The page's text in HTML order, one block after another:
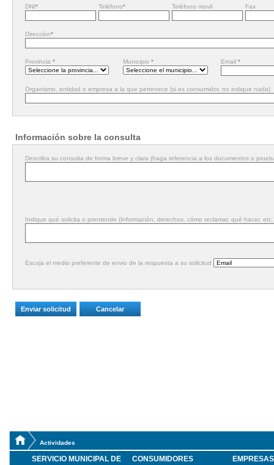
DNI* Teléfono* Teléfono movil Fax
Dirección*
Provincia * Municipio * Email *
Organismo, entidad o empresa a la que pertenece (si es consumidor, no indique nada)
Información sobre la consulta
Describa su consulta de forma breve y clara (haga referencia a los documentos o
Indique qué solicita o prentende (Información, derechos, cómo reclamar, qué hacer,
Escoja el medio preferente de envio de la respuesta a su solicitud
Actividades
SERVICIO MUNICIPAL DE
CONSUMIDORES EMPRESAS